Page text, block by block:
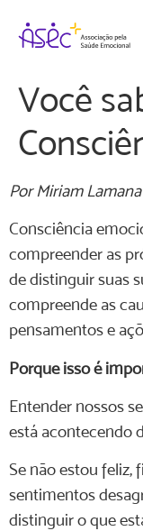
Você
Por Miriam Lamana
Consciência
compreender as
de distinguir suas
compreende as
pensamentos e
Porque isso é
Entender nossos
está acontecendo
Se não estou feliz,
sentimentos
distinguir o que